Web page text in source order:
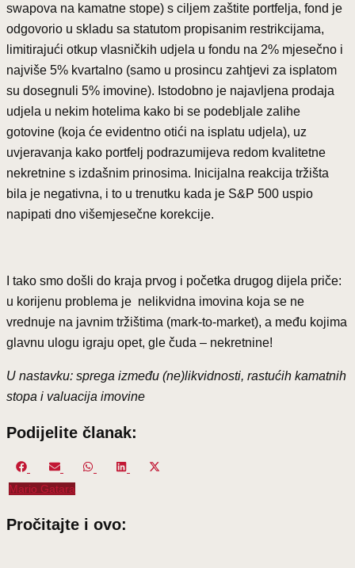
swapova na kamatne stope) s ciljem zaštite portfelja, fond je
odgovorio u skladu sa statutom propisanim restrikcijama,
limitirajući otkup vlasničkih udjela u fondu na 2% mjesečno i
najviše 5% kvartalno (samo u prosincu zahtjevi za isplatom
su dosegnuli 5% imovine). Istodobno je najavljena prodaja
udjela u nekim hotelima kako bi se podebljale zalihe
gotovine (koja će evidentno otići na isplatu udjela), uz
uvjeravanja kako portfelj podrazumijeva redom kvalitetne
nekretnine s izdašnim prinosima. Inicijalna reakcija tržišta
bila je negativna, i to u trenutku kada je S&P 500 uspio
napipati dno višemjesečne korekcije.
I tako smo došli do kraja prvog i početka drugog dijela priče:
u korijenu problema je nelikvidna imovina koja se ne
vrednuje na javnim tržištima (mark-to-market), a među kojima
glavnu ulogu igraju opet, gle čuda – nekretnine!
U nastavku: sprega između (ne)likvidnosti, rastućih kamatnih
stopa i valuacija imovine
Podijelite članak:
Share
on
Share
on
Share
Share
Mario Gatara
Pročitajte i ovo: